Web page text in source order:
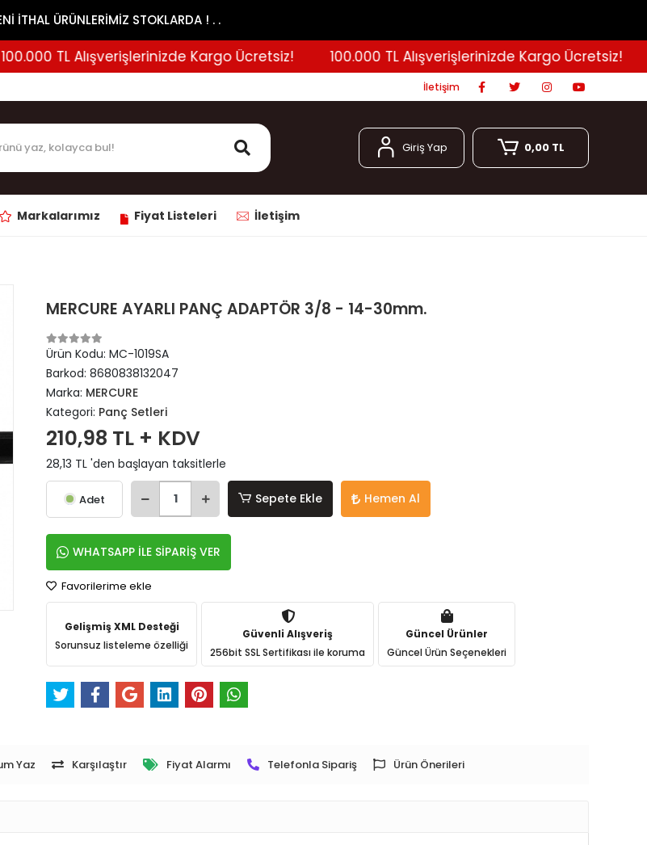
İTHAL ÜRÜNLERİMİZ STOKLARDA ! . .
TL Alışverişlerinizde Kargo Ücretsiz! 100.000 TL Alışverişlerinizde Kargo Ücretsiz!
İletişim
Giriş Yap 0,00 TL
Markalarımız Fiyat Listeleri İletişim
MERCURE AYARLI PANÇ ADAPTÖR 3/8 - 14-30mm.
Ürün Kodu:MC-1019SA
Barkod:8680838132047
Marka: MERCURE
Kategori: Panç Setleri
210,98 TL + KDV
28,13 TL 'den başlayan taksitlerle
Adet Sepete Ekle Hemen Al
WHATSAPP İLE SİPARİŞ VER
Favorilerime ekle
Gelişmiş XML Desteği
Sorunsuz listeleme özelliği
Güvenli Alışveriş
256bit SSL Sertifikası ile koruma
Güncel Ürünler
Güncel Ürün Seçenekleri
Yaz Karşılaştır Fiyat Alarmı Telefonla Sipariş Ürün Önerileri